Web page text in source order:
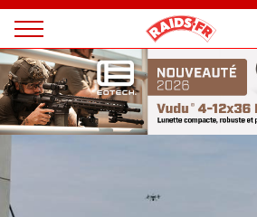
Magazine
Raids
Panneau de gestion des cookies